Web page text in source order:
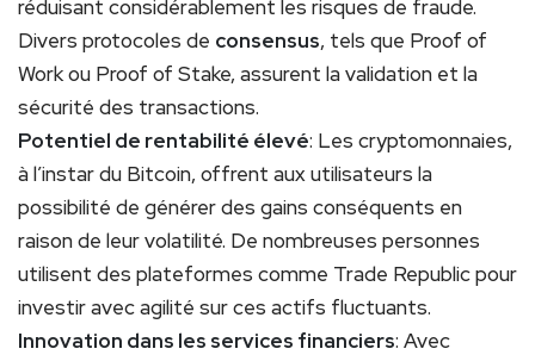
réduisant considérablement les risques de fraude.
Divers protocoles de consensus, tels que Proof of
Work ou Proof of Stake, assurent la validation et la
sécurité des transactions.
Potentiel de rentabilité élevé: Les cryptomonnaies,
à l’instar du Bitcoin, offrent aux utilisateurs la
possibilité de générer des gains conséquents en
raison de leur volatilité. De nombreuses personnes
utilisent des plateformes comme Trade Republic pour
investir avec agilité sur ces actifs fluctuants.
Innovation dans les services financiers: Avec